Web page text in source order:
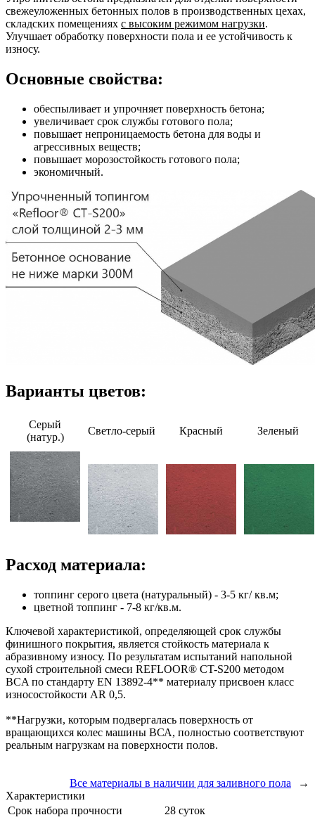
свежеуложенных бетонных полов в производственных цехах,
складских помещениях с высоким режимом нагрузки.
Улучшает обработку поверхности пола и ее устойчивость к
износу.
Основные свойства:
обеспыливает и упрочняет поверхность бетона;
увеличивает срок службы готового пола;
повышает непроницаемость бетона для воды и
агрессивных веществ;
повышает морозостойкость готового пола;
экономичный.
Варианты цветов:
Серый
(натур.)
Светло-серый Красный Зеленый
Расход материала:
топпинг серого цвета (натуральный) - 3-5 кг/ кв.м;
цветной топпинг - 7-8 кг/кв.м.
Ключевой характеристикой, определяющей срок службы
финишного покрытия, является стойкость материала к
абразивному износу. По результатам испытаний напольной
сухой строительной смеси REFLOOR® CT-S200 методом
BCA по стандарту EN 13892-4** материалу присвоен класс
износостойкости AR 0,5.
**Нагрузки, которым подвергалась поверхность от
вращающихся колес машины ВСА, полностью соответствуют
реальным нагрузкам на поверхности полов.
Все материалы в наличии для заливного пола
→
Характеристики
Срок набора прочности
28 суток